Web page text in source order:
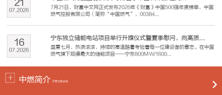
7月21日，财富中文网正式发布2026年《财富》中国500强年度榜单，中国
燃气控股有限公司（简称“中国燃气”，00384...
07.2026
21
宁东独立储能电站项目举行升旗仪式暨夏季慰问，向高质...
盛夏七月，热浪滚滚，持续的高温酷暑考验着每一位建设者的意志。在中国
燃气旗下规模最大的储能项目——宁东800MW/1600...
07.2026
16
中燃简介 Introduce